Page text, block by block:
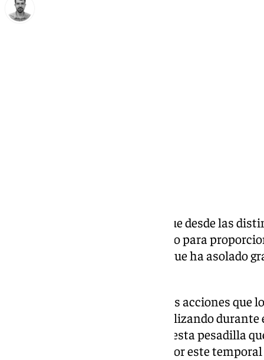
Incontables son las acciones que desde las
oenegés se están llevando a cabo para
que ha asolado
Pero tiene gran peso también las acciones
o desde los colectivos, están realizando
granito de arena en acabar con esta pesadilla
las localidades más afectadas por este